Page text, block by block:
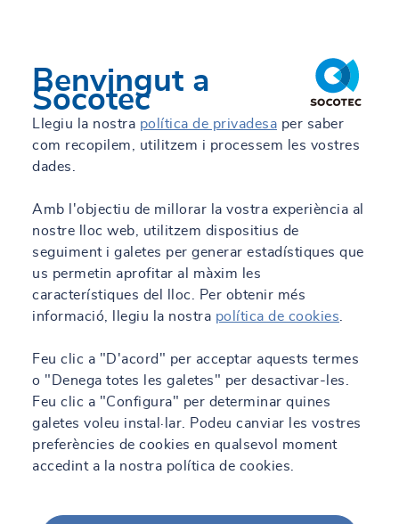
Benvingut a
Socotec
Llegiu la nostra política de privadesa per saber
com recopilem, utilitzem i processem les vostres
dades.
Amb l'objectiu de millorar la vostra experiència al
nostre lloc web, utilitzem dispositius de
seguiment i galetes per generar estadístiques que
us permetin aprofitar al màxim les
característiques del lloc. Per obtenir més
informació, llegiu la nostra política de cookies
Feu clic a "D'acord" per acceptar aquests termes
o "Denega totes les galetes" per desactivar-les.
Feu clic a "Configura" per determinar quines
galetes voleu instal·lar. Podeu canviar les vostres
preferències de cookies en qualsevol moment
accedint a la nostra política de cookies.